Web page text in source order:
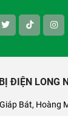
ĐIỆN LONG
Bát, Hoàng